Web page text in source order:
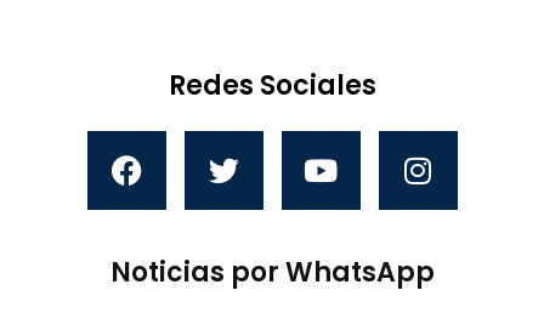
Redes Sociales
Noticias por WhatsApp